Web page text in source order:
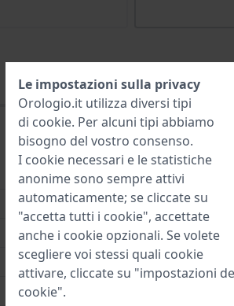
Pelle
16 mm
16 mm
14 mm
Le impostazioni sulla privacy
Orologio.it utilizza diversi tipi
di cookie. Per alcuni tipi abbiamo
bisogno del vostro consenso.
I cookie necessari e le statistiche
anonime sono sempre attivi
automaticamente; se cliccate su
"accetta tutti i cookie", accettate
anche i cookie opzionali. Se volete
scegliere voi stessi quali cookie
attivare, cliccate su "impostazioni
cookie".